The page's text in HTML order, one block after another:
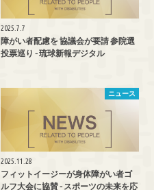
2025.7.7
障がい者配慮を 協議会が要請 参院選
投票巡り - 琉球新報デジタル
ニュース
2025.11.28
フィットイージーが身体障がい者ゴ
ルフ大会に協賛 - スポーツの未来を応